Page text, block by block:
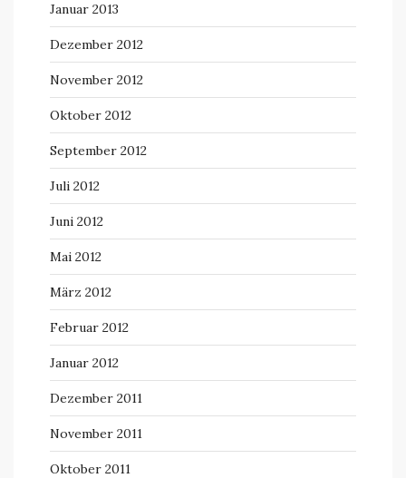
Januar 2013
Dezember 2012
November 2012
Oktober 2012
September 2012
Juli 2012
Juni 2012
Mai 2012
März 2012
Februar 2012
Januar 2012
Dezember 2011
November 2011
Oktober 2011